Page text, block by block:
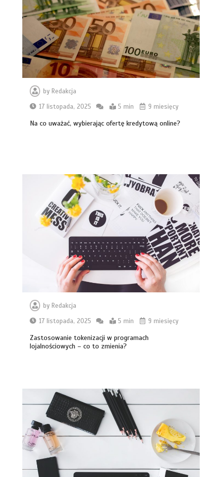
by Redakcja
17 listopada, 2025
5 min 9 miesięcy
Na co uważać, wybierając ofertę kredytową online?
byRedakcja
17 listopada, 2025
5 min 9 miesięcy
Zastosowanie tokenizacji w programach
lojalnościowych – co to zmienia?
Markiza tarasowa czy stałe
sprawdzi się na działce w Wyszkowie?
Płytki gresowe Cronos:
Architektoniczny surowiec, kamienny
rysunek i nowoczesna trwałość gresu
5 min